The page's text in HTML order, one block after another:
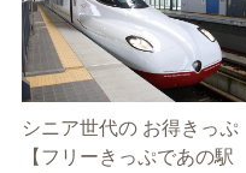
シニア世代の お得きっぷ
【フリーきっぷであの駅